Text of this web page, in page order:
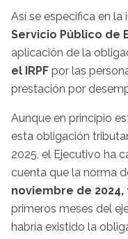
Así se especifica en
Servicio Público de
aplicación de la
el IRPF por las
prestación por
Aunque en principio
esta obligación
2025, el Ejecutivo ha
cuenta que la norma
noviembre de 2024,
primeros meses del
habría existido la